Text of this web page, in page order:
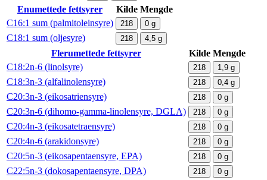
Enumettede fettsyrer Kilde Mengde
C16:1 sum (palmitoleinsyre)
218 0 g
C18:1 sum (oljesyre) 218 4,5 g
Flerumettede fettsyrer Kilde Mengde
C18:2n-6 (linolsyre)
218 1,9 g
C18:3n-3 (alfalinolensyre) 218 0,4 g
C20:3n-3 (eikosatriensyre) 218 0 g
C20:3n-6 (dihomo-gamma-linolensyre, DGLA) 218 0 g
C20:4n-3 (eikosatetraensyre) 218 0 g
C20:4n-6 (arakidonsyre) 218 0 g
C20:5n-3 (eikosapentaensyre, EPA) 218 0 g
C22:5n-3 (dokosapentaensyre, DPA) 218 0 g